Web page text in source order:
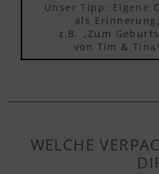
Unser Tipp: Eigene
als Erinnerung,
z.B. „Zum
von Tim &
WELCHE